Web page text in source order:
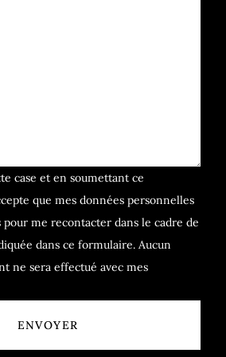
case et en soumettant ce
que mes données personnelles
me recontacter dans le cadre de
dans ce formulaire. Aucun
ne sera effectué avec mes